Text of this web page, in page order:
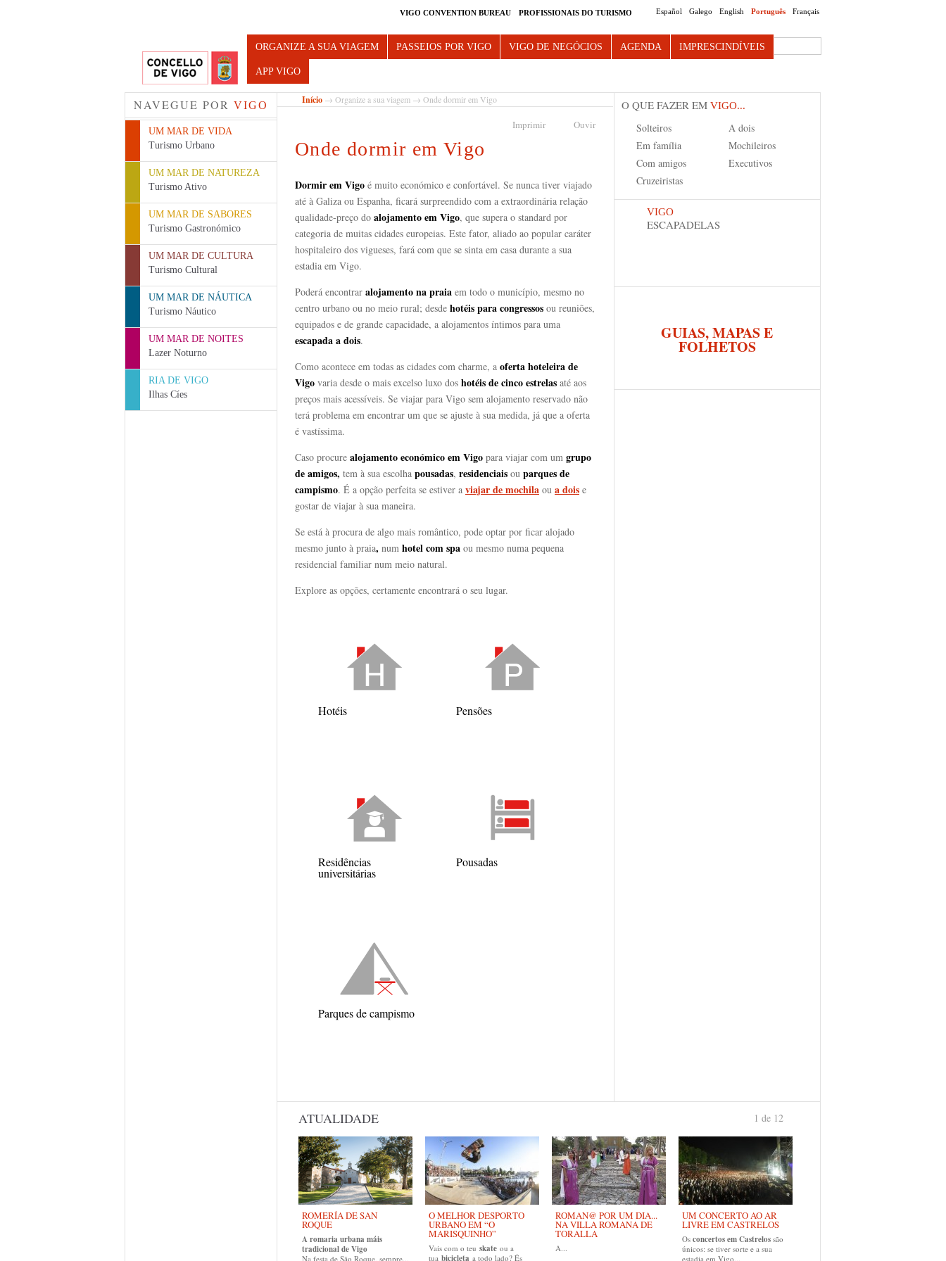
Español Galego English Português Français
VIGO CONVENTION BUREAU PROFISSIONAIS DO TURISMO
Turismo de Vigo Search this site
ORGANIZE A SUA VIAGEM PASSEIOS POR VIGO VIGO DE NEGÓCIOS AGENDA IMPRESCINDÍVEIS
APP VIGO
NAVEGUE POR VIGO
UM MAR DE VIDA
Turismo Urbano
UM MAR DE NATUREZA
Turismo Ativo
UM MAR DE SABORES
Turismo Gastronómico
UM MAR DE CULTURA
Turismo Cultural
UM MAR DE NÁUTICA
Turismo Náutico
UM MAR DE NOITES
Lazer Noturno
RIA DE VIGO
Ilhas Cíes
Início → Organize a sua viagem → Onde dormir em Vigo
Imprimir Ouvir
Onde dormir em Vigo
Dormir em Vigo é muito económico e confortável. Se nunca tiver viajado
até à Galiza ou Espanha, ficará surpreendido com a extraordinária relação
qualidade-preço do alojamento em Vigo, que supera o standard por
categoria de muitas cidades europeias. Este fator, aliado ao popular caráter
hospitaleiro dos vigueses, fará com que se sinta em casa durante a sua
estadia em Vigo.
Poderá encontrar alojamento na praia em todo o município, mesmo no
centro urbano ou no meio rural; desde hotéis para congressos ou reuniões,
equipados e de grande capacidade, a alojamentos íntimos para uma
escapada a dois.
Como acontece em todas as cidades com charme, a oferta hoteleira de
Vigo varia desde o mais excelso luxo dos hotéis de cinco estrelas até aos
preços mais acessíveis. Se viajar para Vigo sem alojamento reservado não
terá problema em encontrar um que se ajuste à sua medida, já que a oferta
é vastíssima.
Caso procure alojamento económicoem Vigo para viajar com um grupo
de amigos, tem à sua escolha pousadas, residenciais ou parques de
campismo. É a opção perfeita se estiver a viajar de mochila ou a dois e
gostar de viajar à sua maneira.
Se está à procura de algo mais romântico, pode optar por ficar alojado
mesmo junto à praia, num hotel com spa ou mesmo numa pequena
residencial familiar num meio natural.
Explore as opções, certamente encontrará o seu lugar.
Hotéis Pensões
Residências
universitárias
Pousadas
Parques de campismo
O QUE FAZER EM VIGO...
Solteiros
A dois
Em família
Mochileiros
Com amigos
Executivos
Cruzeiristas
VIGO
ESCAPADELAS
GUIAS, MAPAS E
FOLHETOS
ATUALIDADE
ROMERÍA DE SAN
ROQUE
A romaria urbana máis
tradicional de Vigo
Na festa de São Roque, sempre...
O MELHOR DESPORTO
URBANO EM “O
MARISQUINHO”
Vais com o teu skate ou a
tua bicicleta a todo lado? És
ROMAN@ POR UM DIA...
NA VILLA ROMANA DE
TORALLA
A...
UM CONCERTO AO AR
LIVRE EM CASTRELOS
Os concertos em Castrelos são
únicos: se tiver sorte e a sua
estadia em Vigo...
1 de 12